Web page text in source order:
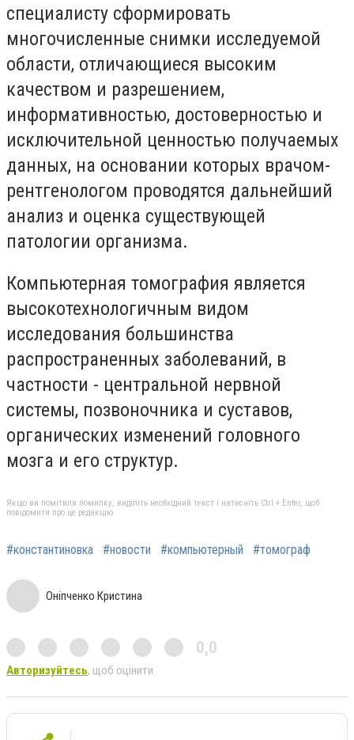
специалисту сформировать
многочисленные снимки исследуемой
области, отличающиеся высоким
качеством и разрешением,
информативностью, достоверностью и
исключительной ценностью получаемых
данных, на основании которых врачом-
рентгенологом проводятся дальнейший
анализ и оценка существующей
патологии организма.
Компьютерная томография является
высокотехнологичным видом
исследования большинства
распространенных заболеваний, в
частности - центральной нервной
системы, позвоночника и суставов,
органических изменений головного
мозга и его структур.
Якщо ви помітили помилку, виділіть необхідний текст і натисніть Ctrl + Enter, щоб
повідомити про це редакцію
#константиновка #новости #компьютерный #томограф
Оніпченко Кристина
0,0
Авторизуйтесь, щоб оцінити